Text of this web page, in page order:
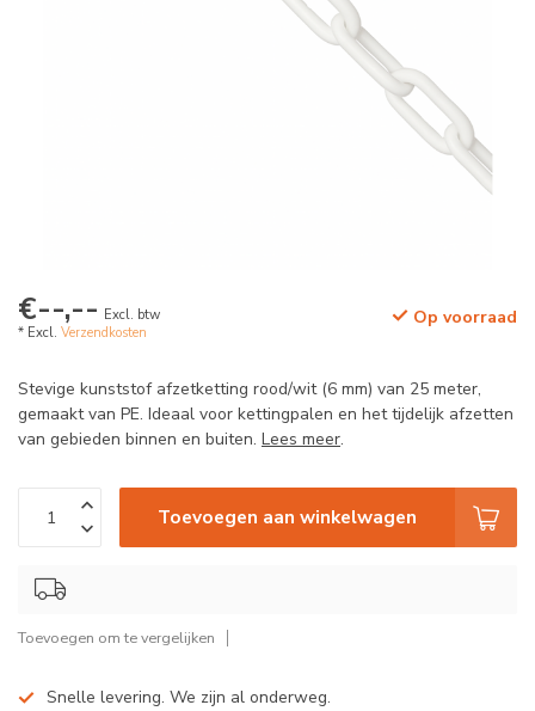
€--,-- Excl. btw
* Excl. Verzendkosten
Op voorraad
Stevige kunststof afzetketting rood/wit (6 mm) van 25 meter,
gemaakt van PE. Ideaal voor kettingpalen en het tijdelijk afzetten
van gebieden binnen en buiten. Lees meer.
Toevoegen aan winkelwagen
Toevoegen om te vergelijken
Snelle levering. We zijn al onderweg.